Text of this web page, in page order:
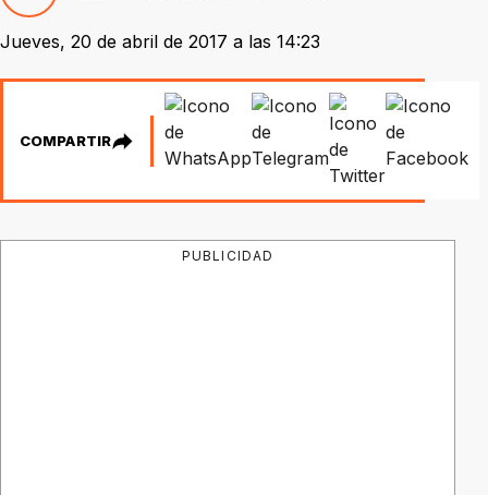
Jueves, 20 de abril de 2017 a las 14:23
COMPARTIR
PUBLICIDAD